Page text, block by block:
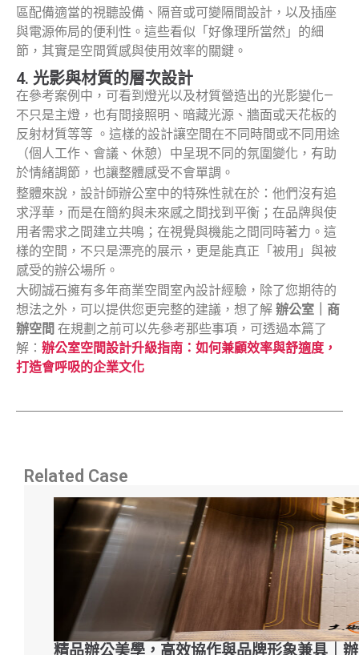
區配備適當的視聽設備、隔音或可變隔間設計，以及插座
與電源佈局的便利性。這些看似「好像理所當然」的細
節，其實是空間質感與使用效率的關鍵。
4. 光影與材質的層次設計
在參考案例中，可看到燈光以及材質營造出的光影變化—
不只是主燈，也有間接照明、暗藏光源、牆面或天花板的
反射材質等等 。這樣的設計讓空間在不同時間或不同用途
（個人工作、會議、休憩）中呈現不同的氛圍變化，有助
於情緒調節，也讓整體感受不會單調。
整體來說，設計師辦公室中的特殊性就在於：他們沒有追
求浮華，而是在簡約與未來感之間找到平衡；在品牌與使
用者需求之間建立共鳴；在視覺與機能之間同時著力。這
樣的空間，不只是漂亮的展示，更是能真正「被用」與被
感受的辦公場所。
大砌誠石擁有多年商業空間室內設計經驗，除了您期待的
想法之外，可以提供您更完整的建議，想了解 辦公室｜商
辦空間 在規劃之前可以先參考那些事項，可透過本篇了
解： 辦公室空間設計升級指南：如何兼顧效率與舒適度，
打造會呼吸的企業文化
Related Case
精品辦公美學，高效協作與品牌形象兼具｜